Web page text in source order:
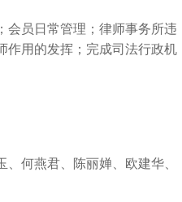
会员日常管理；律师事务所违
作用的发挥；完成司法行政机
何燕君、陈丽婵、欧建华、